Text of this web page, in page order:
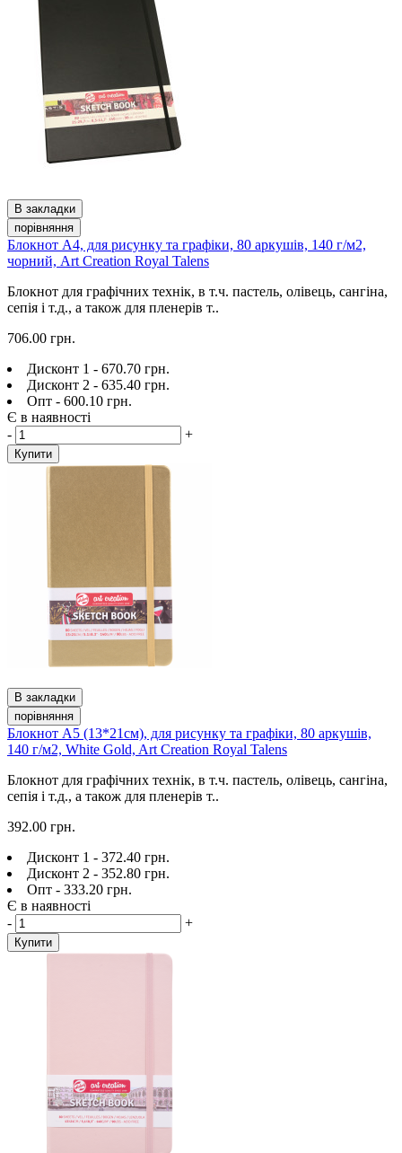
В закладки
порівняння
Блокнот А4, для рисунку та графіки, 80 аркушів, 140 г/м2,
чорний, Art Creation Royal Talens
Блокнот для графічних технік, в т.ч. пастель, олівець, сангіна,
сепія і т.д., а також для пленерів т..
706.00 грн.
Дисконт 1 - 670.70 грн.
Дисконт 2 - 635.40 грн.
Опт - 600.10 грн.
Є в наявності
-
+
Купити
В закладки
порівняння
Блокнот А5 (13*21см), для рисунку та графіки, 80 аркушів,
140 г/м2, White Gold, Art Creation Royal Talens
Блокнот для графічних технік, в т.ч. пастель, олівець, сангіна,
сепія і т.д., а також для пленерів т..
392.00 грн.
Дисконт 1 - 372.40 грн.
Дисконт 2 - 352.80 грн.
Опт - 333.20 грн.
Є в наявності
-
+
Купити